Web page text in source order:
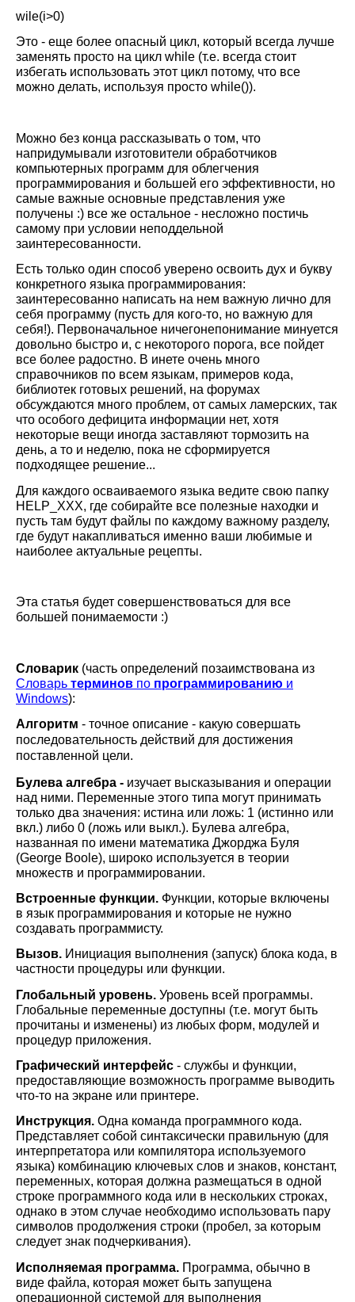
wile(i>0)
Это - еще более опасный цикл, который всегда лучше
заменять просто на цикл while (т.е. всегда стоит
избегать использовать этот цикл потому, что все
можно делать, используя просто while()).
Можно без конца рассказывать о том, что
напридумывали изготовители обработчиков
компьютерных программ для облегчения
программирования и большей его эффективности, но
самые важные основные представления уже
получены :) все же остальное - несложно постичь
самому при условии неподдельной
заинтересованности.
Есть только один способ уверено освоить дух и букву
конкретного языка программирования:
заинтересованно написать на нем важную лично для
себя программу (пусть для кого-то, но важную для
себя!). Первоначальное ничегонепонимание минуется
довольно быстро и, с некоторого порога, все пойдет
все более радостно. В инете очень много
справочников по всем языкам, примеров кода,
библиотек готовых решений, на форумах
обсуждаются много проблем, от самых ламерских, так
что особого дефицита информации нет, хотя
некоторые вещи иногда заставляют тормозить на
день, а то и неделю, пока не сформируется
подходящее решение...
Для каждого осваиваемого языка ведите свою папку
HELP_ХХХ, где собирайте все полезные находки и
пусть там будут файлы по каждому важному разделу,
где будут накапливаться именно ваши любимые и
наиболее актуальные рецепты.
Эта статья будет совершенствоваться для все
большей понимаемости :)
Словарик (часть определений позаимствована из
Словарь терминов по программированию и
Windows):
Алгоритм - точное описание - какую совершать
последовательность действий для достижения
поставленной цели.
Булева алгебра - изучает высказывания и операции
над ними. Переменные этого типа могут принимать
только два значения: истина или ложь: 1 (истинно или
вкл.) либо 0 (ложь или выкл.). Бу­лева алгебра,
названная по имени математика Джорджа Буля
(George Boole), широко исполь­зуется в теории
множеств и программировании.
Встроенные функции. Функции, которые включены
в язык программирования и которые не нужно
создавать программисту.
Вызов. Инициация выполнения (запуск) блока кода, в
частности процедуры или функции.
Глобальный уровень. Уровень всей программы.
Глобальные переменные доступны (т.е. могут быть
прочитаны и изменены) из любых форм, модулей и
процедур при­ложения.
Графический интерфейс - службы и функции,
предоставляющие возможность программе выводить
что-то на экране или принтере.
Инструкция. Одна команда программного кода.
Представляет собой синтаксически пра­вильную (для
интерпретатора или компилятора используемого
языка) комбинацию ключевых слов и знаков, констант,
переменных, которая должна размещаться в одной
строке программного кода или в нескольких строках,
однако в этом случае необходимо использовать пару
символов продолжения строки (пробел, за которым
следует знак подчеркивания).
Исполняемая программа. Программа, обычно в
виде файла, которая может быть запу­щена
операционной системой для выполнения